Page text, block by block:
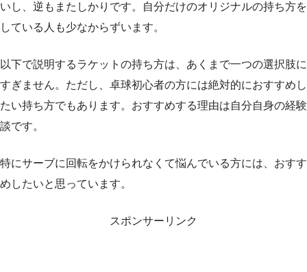
いし、逆もまたしかりです。自分だけのオリジナルの持ち方を
している人も少なからずいます。
以下で説明するラケットの持ち方は、あくまで一つの選択肢に
すぎません。ただし、卓球初心者の方には絶対的におすすめし
たい持ち方でもあります。おすすめする理由は自分自身の経験
談です。
特にサーブに回転をかけられなくて悩んでいる方には、おすす
めしたいと思っています。
スポンサーリンク